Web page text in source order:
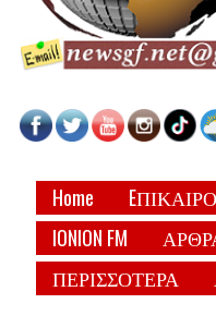
Home
IONION FM
ΠΕΡΙΣΣΟΤΕΡΑ